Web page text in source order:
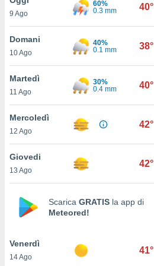
è
al sito
di
ci
di
il
un
la
nella
9 Ago
60%
0.3 mm
40°
Domani
10 Ago
40%
0.1 mm
38°
Martedì
11 Ago
30%
0.4 mm
40°
Mercoledì
12 Ago
42°
Giovedi
13 Ago
42°
Scarica GRATIS la app di
Meteored!
Venerdì
14 Ago
41°